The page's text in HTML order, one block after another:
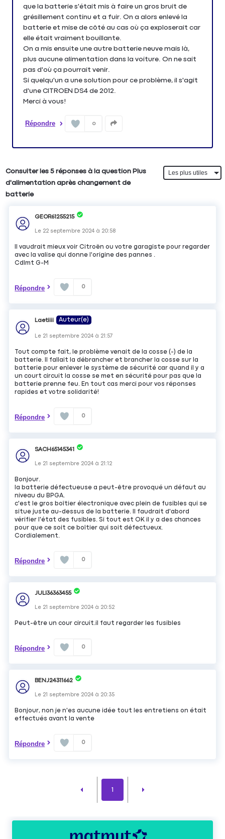
que la batterie s'était mis à faire un gros bruit de
grésillement continu et a fuir. On a alors enlevé la
batterie et mise de côté au cas où ça exploserait car
elle était vraiment bouillante.
On a mis ensuite une autre batterie neuve mais là,
plus aucune alimentation dans la voiture. On ne sait
pas d'où ça pourrait venir.
Si quelqu'un a une solution pour ce problème, il s'agit
d'une CITROEN DS4 de 2012.
Merci à vous!
Répondre 0
Consulter les 5 réponses à la question Plus
d'alimentation après changement de
batterie
GEOR61255215
Le 22 septembre 2024 à 20:58
Il vaudrait mieux voir Citroën ou votre garagiste pour regarder
avec la valise qui donne l'origine des pannes .
Cdlmt G-M
Répondre 0
Laetiiii Auteur(e)
Le 21 septembre 2024 à 21:57
Tout compte fait, le problème venait de la cosse (-) de la
batterie. Il fallait la débrancher et brancher la cosse sur la
batterie pour enlever le système de sécurité car quand il y a
un court circuit la cosse se met en sécurité pour pas que la
batterie prenne feu. En tout cas merci pour vos réponses
rapides et votre solidarité!
Répondre 0
SACH65145341
Le 21 septembre 2024 à 21:12
Bonjour.
la batterie défectueuse a peut-être provoqué un défaut au
niveau du BPGA.
c'est le gros boîtier électronique avec plein de fusibles qui se
situe juste au-dessus de la batterie. Il faudrait d'abord
vérifier l'état des fusibles. Si tout est OK il y a des chances
pour que ce soit ce boîtier qui soit défectueux.
Cordialement.
Répondre 0
JULI36363455
Le 21 septembre 2024 à 20:52
Peut-être un cour circuit.il faut regarder les fusibles
Répondre 0
BENJ24311662
Le 21 septembre 2024 à 20:35
Bonjour, non je n'es aucune idée tout les entretiens on était
effectués avant la vente
Répondre 0
1